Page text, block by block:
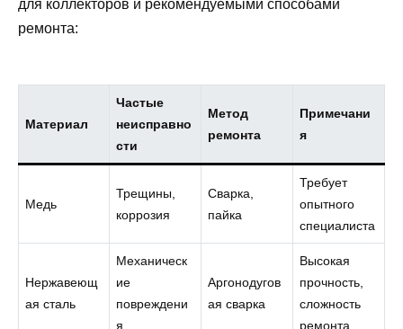
для коллекторов и рекомендуемыми способами
ремонта:
Материал
Частые
неисправно
сти
Метод
ремонта
Примечани
я
Медь
Трещины,
коррозия
Сварка,
пайка
Требует
опытного
специалиста
Нержавеющ
ая сталь
Механическ
ие
повреждени
я
Аргонодугов
ая сварка
Высокая
прочность,
сложность
ремонта